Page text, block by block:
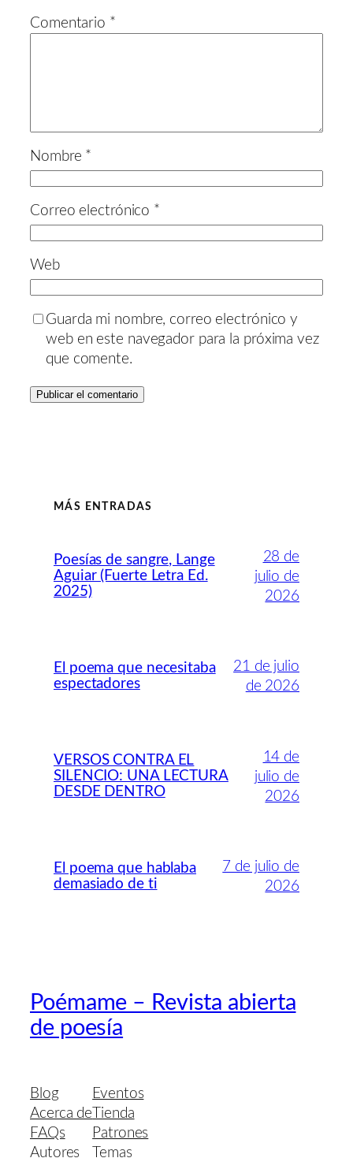
Comentario *
Nombre *
Correo electrónico *
Web
Guarda mi nombre, correo electrónico y
web en este navegador para la próxima vez
que comente.
MÁS ENTRADAS
Poesías de sangre, Lange
Aguiar (Fuerte Letra Ed.
2025)
28 de
julio de
2026
El poema que necesitaba
espectadores
21 de julio
de 2026
VERSOS CONTRA EL
SILENCIO: UNA LECTURA
DESDE DENTRO
14 de
julio de
2026
El poema que hablaba
demasiado de ti
7 de julio de
2026
Poémame – Revista abierta
de poesía
Blog
Acerca de
FAQs
Autores
Eventos
Tienda
Patrones
Temas